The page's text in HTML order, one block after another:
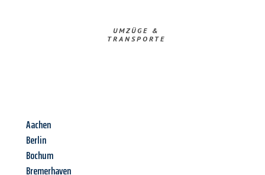
UMZÜGE &
TRANSPORTE
Aachen
Berlin
Bochum
Bremerhaven